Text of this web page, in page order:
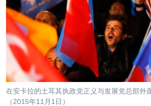
航
跳
中东
欧洲
非洲
美洲
全球议题
人权·法律·宗教
科教·文娱·体健
军事
劳工
环境
热点专题
白宫要闻
国会报道
美中关系
美国建国250周年
埃博拉疫情
VOA视频
VOA今日焦点
中文广播
关注我们
在安卡拉的土耳其执政党正义与发展党总部外
（2015年11月1日）